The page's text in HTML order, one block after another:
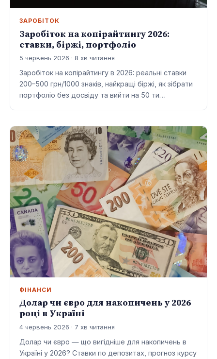
ЗАРОБІТОК
Заробіток на копірайтингу 2026:
ставки, біржі, портфоліо
5 червень 2026 · 8 хв читання
Заробіток на копірайтингу в 2026: реальні ставки
200–500 грн/1000 знаків, найкращі біржі, як зібрати
портфоліо без досвіду та вийти на 50 ти…
ФІНАНСИ
Долар чи євро для накопичень у 2026
році в Україні
4 червень 2026 · 7 хв читання
Долар чи євро — що вигідніше для накопичень в
Україні у 2026? Ставки по депозитах, прогноз курсу